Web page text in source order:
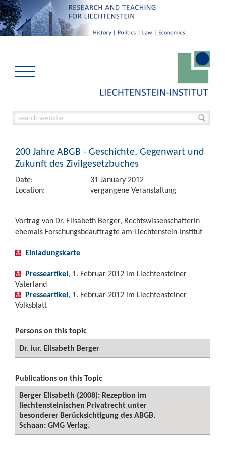
200 Jahre ABGB - Geschichte, Gegenwart und
Zukunft des Zivilgesetzbuches
Date:
31 January 2012
Location:
vergangene Veranstaltung
Vortrag von Dr. Elisabeth Berger, Rechtswissenschafterin
ehemals Forschungsbeauftragte am Liechtenstein-Institut
Einladungskarte
Presseartikel, 1. Februar 2012 im Liechtensteiner
Vaterland
Presseartikel, 1. Februar 2012 im Liechtensteiner
Volksblatt
Persons on this topic
Dr. iur. Elisabeth Berger
Publications on this Topic
Berger Elisabeth (2008): Rezeption im
liechtensteinischen Privatrecht unter
besonderer Berücksichtigung des ABGB.
Schaan: GMG Verlag.